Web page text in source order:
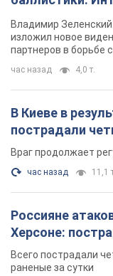
Владимир
изложил новое
партнеров в борьбе
час назад 4,0 т.
В Киеве в
пострадали
Враг продолжает
час назад 11,1
Россияне
Херсоне:
Всего пострадали
раненые за сутки